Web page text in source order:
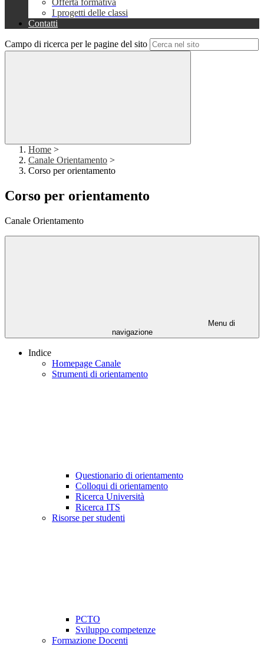
Offerta formativa
I progetti delle classi
Contatti
Campo di ricerca per le pagine del sito
Home >
Canale Orientamento >
Corso per orientamento
Corso per orientamento
Canale Orientamento
Menu di
navigazione
Indice
Homepage Canale
Strumenti di orientamento
Questionario di orientamento
Colloqui di orientamento
Ricerca Università
Ricerca ITS
Risorse per studenti
PCTO
Sviluppo competenze
Formazione Docenti